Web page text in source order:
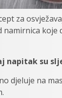
za
namirnica
napitak su
djeluje na